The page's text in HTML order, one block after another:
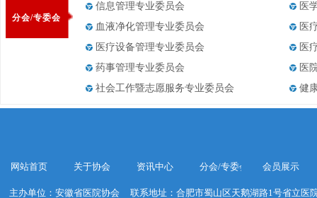
主办单位：安徽省医院协会
联系地址：合肥市蜀山区天鹅湖路1号省立医
网站首页 关于协会 资讯中心 分会/专委会 会员展示
分会/专委会
信息管理专业委员会
医
血液净化管理专业委员会
医
医疗设备管理专业委员会
医
药事管理专业委员会
医
社会工作暨志愿服务专业委员会
健